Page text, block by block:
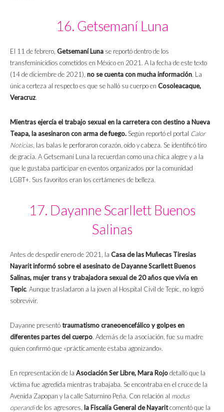
16. Getsemaní Luna
El 11 de febrero, Getsemaní Luna se reportó dentro de los
transfeminicidios cometidos en México en 2021. A la fecha de este texto
(14 de diciembre de 2021), no se cuenta con mucha información. La
única certeza al respecto es que se halló su cuerpo en Cosoleacaque,
Veracruz.
Mientras ejercía el trabajo sexual en la carretera con destino a Nueva
Teapa, la asesinaron con arma de fuego. Según reportó el portal Calor
Noticias , las balas le perforaron corazón, oído y cabeza. Se identificó tiro
de gracia. A Getsemaní Luna la recuerdan como una chica alegre y a la
que le gustaba participar en eventos organizados por la comunidad
LGBT+. Sus favoritos eran los certámenes de belleza.
17. Dayanne Scarllett Buenos
Salinas
Antes de despedir enero de 2021, la Casa de las Muñecas Tiresias
Nayarit informó sobre el asesinato de Dayanne Scarllett Buenos
Salinas,mujer trans y trabajadora sexual de 20 años que vivía en
Tepic. Aunque trasladaron a la joven al Hospital Civil de Tepic, no logró
sobrevivir.
Dayanne presentótraumatismo craneoencefálico y golpes en
diferentes partes del cuerpo. Además de la asociación, fue su madre
quien confirmó que «prácticamente estaba agonizando».
En representación de la Asociación Ser Libre, Mara Rojodetalló que la
víctima fue agredida mientras trabajaba. Se encontraba en el cruce de la
Avenida Zapopan y la calle Saturnino Peña. Con relación al modus
operandide los agresores, la Fiscalía General de Nayaritcomentó que la